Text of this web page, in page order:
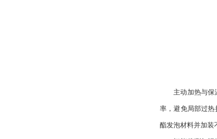
主动加热与保温
率，避免局部过
酯发泡材料并加装